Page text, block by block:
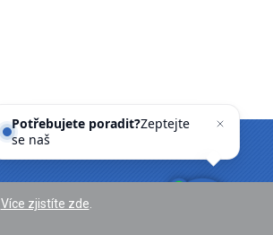
Více zjistíte zde
Potřebujete poradit?Zeptejte
se našeho asiste